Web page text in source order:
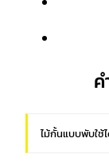
ไม้กั้นแบบพับใช้